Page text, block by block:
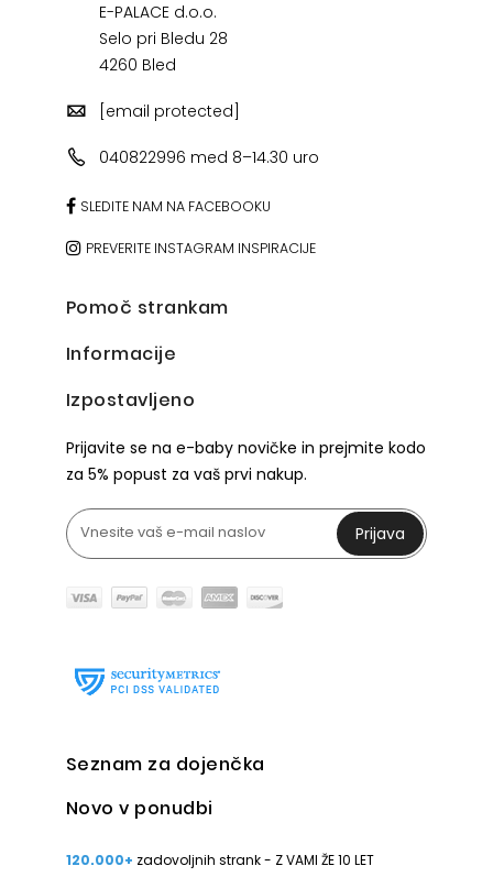
E-PALACE d.o.o.
Selo pri Bledu 28
4260 Bled
[email protected]
040822996 med 8–14.30 uro
SLEDITE NAM NA FACEBOOKU
PREVERITE INSTAGRAM INSPIRACIJE
Pomoč strankam
Informacije
Izpostavljeno
Prijavite se na e-baby novičke in prejmite kodo
za 5% popust za vaš prvi nakup.
Prijava
Seznam za dojenčka
Novo v ponudbi
120.000+ zadovoljnih strank - Z VAMI ŽE 10 LET